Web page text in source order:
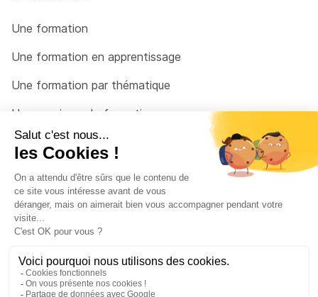
Une formation
Une formation en apprentissage
Une formation par thématique
Un organisme de formation
Un conseiller
© 2026 - Côté Formations - par Via Compétences
Menu Pied de page
Mentions Légales